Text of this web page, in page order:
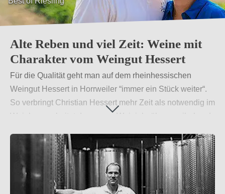
Alte Reben und viel Zeit: Weine mit
Charakter vom Weingut Hessert
Für die Qualität geht man auf dem rheinhessischen
Weingut Hessert in Horrweiler “immer ein Stück weiter“.
So verbringt Christian Hessert mehr Zeit als notwendig im
Weinberg, arbeitet das ganze Weinjahr über penibel und
durch das besondere Kleinklima charaktervolle,
individuelle Weine Weiterlesen→